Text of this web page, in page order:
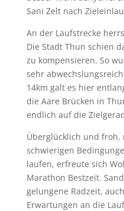
Sani Zelt nach
An der Laufstrecke
Die Stadt Thun schien
zu kompensieren. So
sehr
14km galt es hier
die Aare Brücken in
endlich auf die
Überglücklich und froh,
schwierigen
laufen, erfreute sich
Marathon Bestzeit.
gelungene Radzeit,
Erwartungen an die